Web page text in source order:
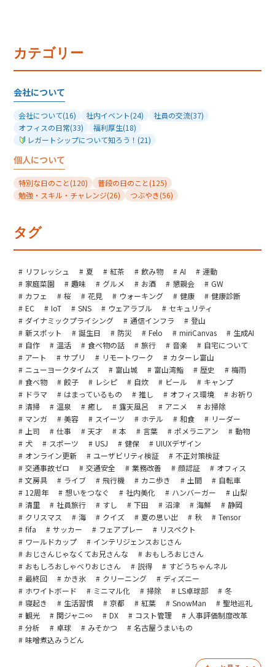
カテゴリー
会社について
会社について(16) 社内イベント(24) 社員の交流(37)
オフィスの日常(33) 福利厚生(18)
レガートシップについて知ろう！ (21)
個人について
特別な日のこと(120) 普段の日のこと(125)
勉強・スキル・チャレンジ(26) つぶやき(56)
タグ
リフレッシュ 夏 紅茶 飲み物 AI
運動
家庭菜園
趣味 グルメ お酒 懇親会
GW
カフェ
桜 花見 ウォーキング 健康
健康診断
EC
IoT SNS ウェアラブル
セキュリティ
ダイナミックプライシング
通信インフラ
登山
新スポット
誕生日 防災 Felo miriCanvas
生成AI
自作
温活 食べ物の話 旅行 音楽
自宅について
アート
サプリ リモートワーク
カターレ富山
ニューヨークタイムズ
富山城 富山湾鮨 歴史
梅雨
食べ物
餃子 レシピ 自炊 ビール
キャンプ
ドラマ
はまっているもの 推し オフィス環境
お祈り
清掃
温泉 癒し 露天風呂 アニメ
お掃除
マンガ
美容 スイーツ ホテル 和食
リーダー
上司
仕事 天才 本 言葉 ポメラニアン
動物
犬
スポーツ USJ 健保
UIUXデザイン
オンライン更新
ユーザビリティ検証
不正対策検証
交通事故ゼロ
交通安全 業務改善 顔認証
オフィス
文房具
ライブ 飛行機 カニ歩き 土間
自転車
12周年
想いをつなぐ 社内美化 ハンバーガー
山梨
清里
社員旅行 すし 下田 沼津 海鮮
静岡
クリスマス
海 クイズ 夏の思い出 秋
Tensor
fifa
サッカー フェアプレー
リスペクト
ワールドカップ
インテリジェンスおじさん
おじさんじゃなくてお兄さんな
おもしろおじさん
おもしろおしゃべりおじさん
説得
すどうちゃんネル
最終回
かき氷 クリーニング
ディズニー
ホワイトボード
ミニマル化 掃除 LS卓球部
冬
寝起き
生活習慣 京都 紅葉 SnowMan
聖地巡礼
観光
関ジャニ∞ DX コスト管理
人事評価制度改革
分析
卓球 みそかつ
名古屋うまいもの
味噌煮込みうどん